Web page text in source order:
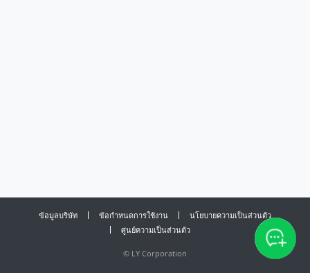
ข้อมูลบริษัท ข้อกำหนดการใช้งาน
นโยบายความเป็นส่วนตัว
ศูนย์ความเป็นส่วนตัว
© LY Corporation